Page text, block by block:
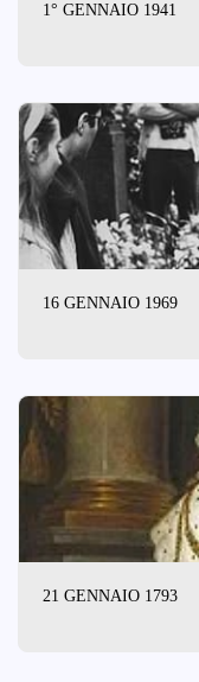
1° GENNAIO 1941
16 GENNAIO 1969
21 GENNAIO 1793